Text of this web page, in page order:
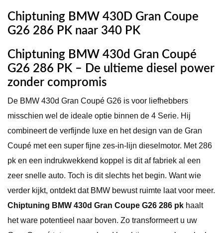
Chiptuning BMW 430D Gran Coupe
G26 286 PK naar 340 PK
Chiptuning BMW 430d Gran Coupé
G26 286 PK – De ultieme diesel power
zonder compromis
De BMW 430d Gran Coupé G26 is voor liefhebbers
misschien wel de ideale optie binnen de 4 Serie. Hij
combineert de verfijnde luxe en het design van de Gran
Coupé met een super fijne zes-in-lijn dieselmotor. Met 286
pk en een indrukwekkend koppel is dit af fabriek al een
zeer snelle auto. Toch is dit slechts het begin. Want wie
verder kijkt, ontdekt dat BMW bewust ruimte laat voor meer.
Chiptuning BMW 430d Gran Coupe G26 286 pk haalt
het ware potentieel naar boven. Zo transformeert u uw